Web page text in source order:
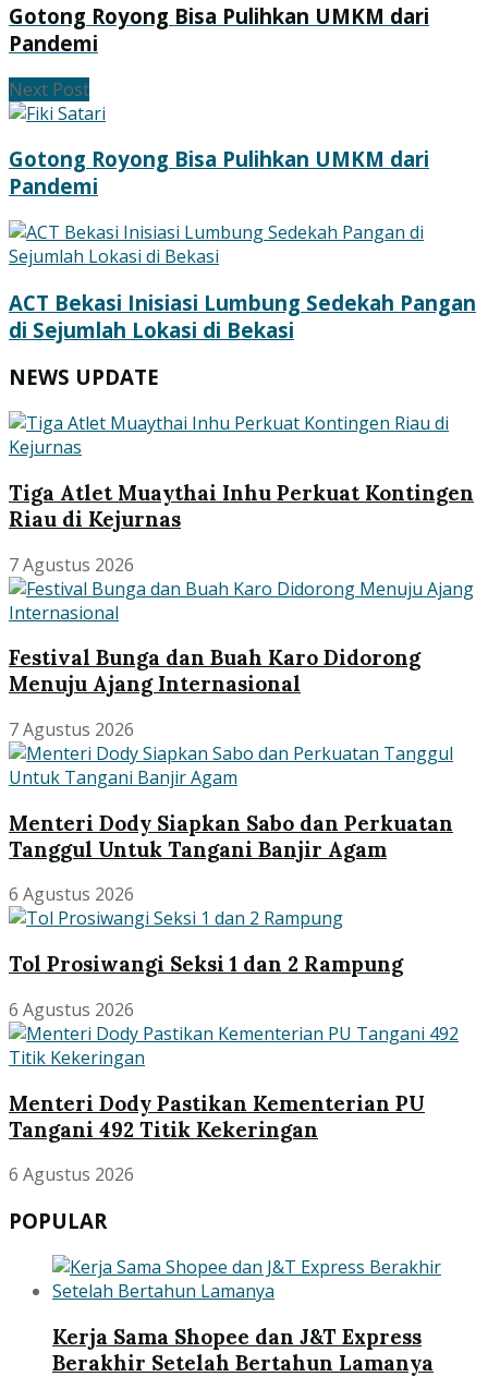
Gotong Royong Bisa Pulihkan UMKM dari
Pandemi
Next Post
Gotong Royong Bisa Pulihkan UMKM dari
Pandemi
ACT Bekasi Inisiasi Lumbung Sedekah Pangan
di Sejumlah Lokasi di Bekasi
NEWS UPDATE
Tiga Atlet Muaythai Inhu Perkuat Kontingen
Riau di Kejurnas
7 Agustus 2026
Festival Bunga dan Buah Karo Didorong
Menuju Ajang Internasional
7 Agustus 2026
Menteri Dody Siapkan Sabo dan Perkuatan
Tanggul Untuk Tangani Banjir Agam
6 Agustus 2026
Tol Prosiwangi Seksi 1 dan 2 Rampung
6 Agustus 2026
Menteri Dody Pastikan Kementerian PU
Tangani 492 Titik Kekeringan
6 Agustus 2026
POPULAR
Kerja Sama Shopee dan J&T Express
Berakhir Setelah Bertahun Lamanya